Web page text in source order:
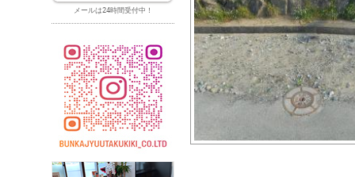
メールは24時間受付中！